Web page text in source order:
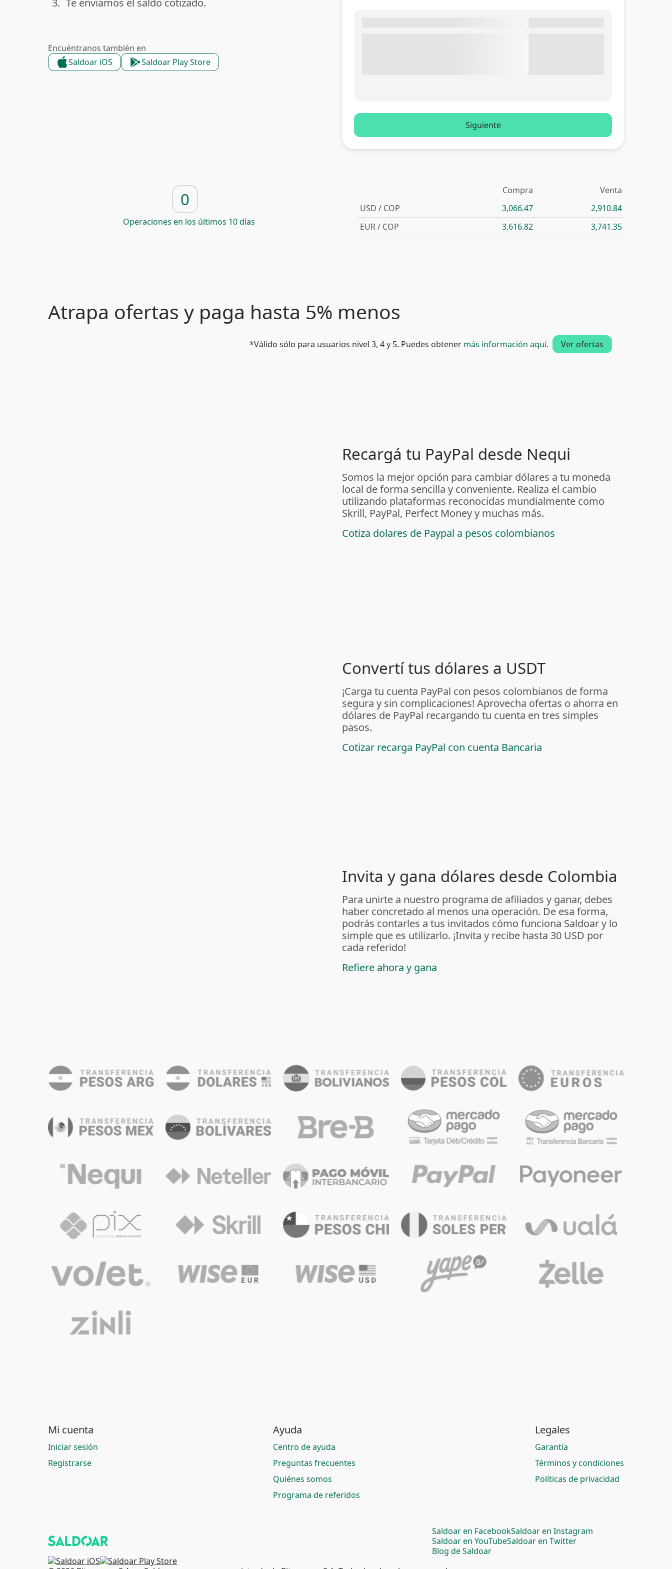
done
3. Te enviamos el saldo cotizado.
Encuéntranos también en
Saldoar iOS
Saldoar Play Store
Siguiente
0
Operaciones en los últimos 10 días
Compra
Venta
USD / COP
3,066.47
2,910.84
EUR / COP
3,616.82 3,741.35
Atrapa ofertas y paga hasta 5% menos
*Válido sólo para usuarios nivel 3, 4 y 5. Puedes obtener más información aquí. Ver ofertas
Recargá tu PayPal desde Nequi
Somos la mejor opción para cambiar dólares a tu moneda
local de forma sencilla y conveniente. Realiza el cambio
utilizando plataformas reconocidas mundialmente como
Skrill, PayPal, Perfect Money y muchas más.
Cotiza dolares de Paypal a pesos colombianos
Convertí tus dólares a USDT
¡Carga tu cuenta PayPal con pesos colombianos de forma
segura y sin complicaciones! Aprovecha ofertas o ahorra en
dólares de PayPal recargando tu cuenta en tres simples
pasos.
Cotizar recarga PayPal con cuenta Bancaria
Invita y gana dólares desde Colombia
Para unirte a nuestro programa de afiliados y ganar, debes
haber concretado al menos una operación. De esa forma,
podrás contarles a tus invitados cómo funciona Saldoar y lo
simple que es utilizarlo. ¡Invita y recibe hasta 30 USD por
cada referido!
Refiere ahora y gana
Mi cuenta
Iniciar sesión
Registrarse
Ayuda
Centro de ayuda
Preguntas frecuentes
Quiénes somos
Programa de referidos
Legales
Garantía
Términos y condiciones
Políticas de privacidad
Saldoar en FacebookSaldoar en Instagram
Saldoar en YouTubeSaldoar en Twitter
Blog de Saldoar